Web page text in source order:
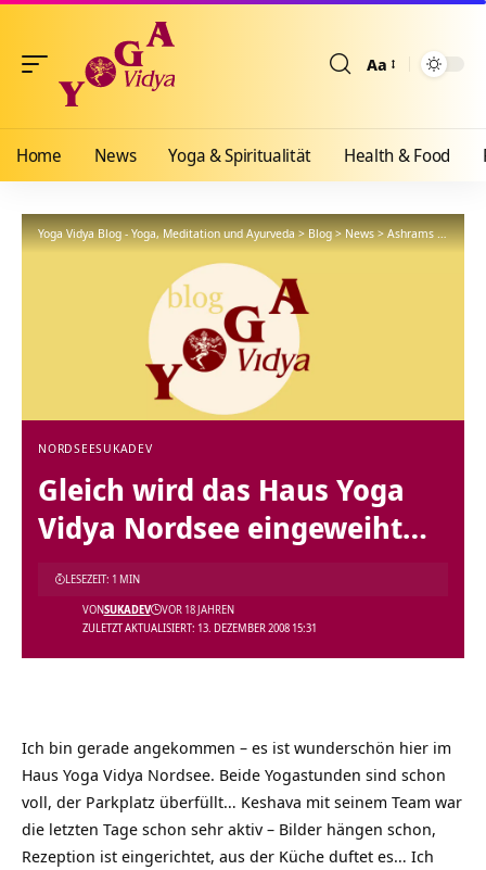
Aa
Home News Yoga & Spiritualität Health & Food
Yoga Vidya Blog - Yoga, Meditation und Ayurveda>Blog>News>Ashrams>
NORDSEESUKADEV
Gleich wird das Haus Yoga
Vidya Nordsee eingeweiht…
ZULETZT AKTUALISIERT: 13. DEZEMBER 2008 15:31
VONSUKADEV VOR 18 JAHREN
LESEZEIT: 1 MIN
Ich bin gerade angekommen – es ist wunderschön hier im
Haus Yoga Vidya Nordsee. Beide Yogastunden sind schon
voll, der Parkplatz überfüllt… Keshava mit seinem Team war
die letzten Tage schon sehr aktiv – Bilder hängen schon,
Rezeption ist eingerichtet, aus der Küche duftet es… Ich